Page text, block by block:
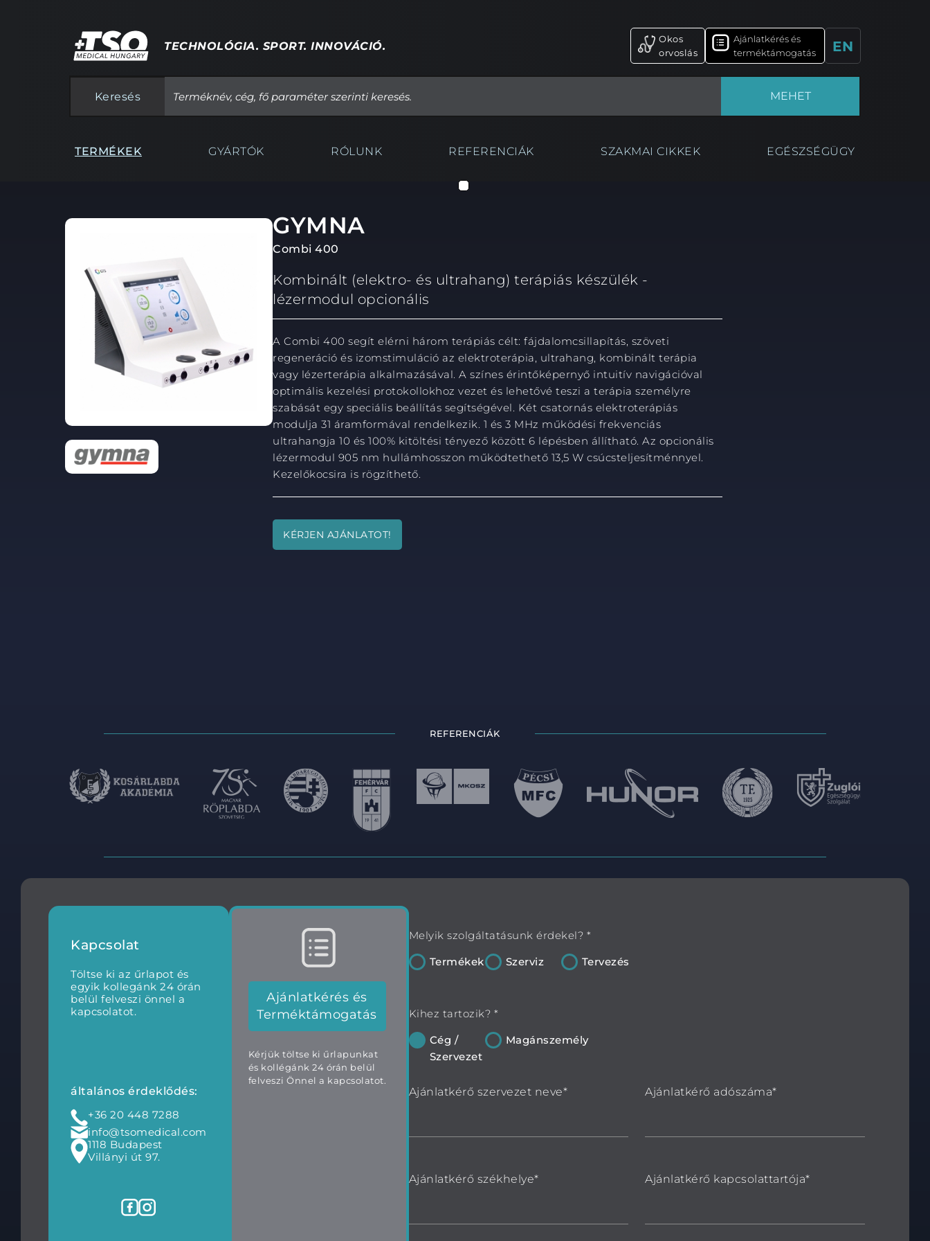
TECHNOLÓGIA. SPORT. INNOVÁCIÓ.
Okos
orvoslás
Ajánlatkérés és
terméktámogatás
EN
Keresés MEHET
TERMÉKEK GYÁRTÓK RÓLUNK REFERENCIÁK SZAKMAI CIKKEK EGÉSZSÉGÜGY
GYMNA
Combi 400
Kombinált (elektro- és ultrahang) terápiás készülék -
lézermodul opcionális
A Combi 400 segít elérni három terápiás célt: fájdalomcsillapítás, szöveti
regeneráció és izomstimuláció az elektroterápia, ultrahang, kombinált terápia
vagy lézerterápia alkalmazásával. A színes érintőképernyő intuitív navigációval
optimális kezelési protokollokhoz vezet és lehetővé teszi a terápia személyre
szabását egy speciális beállítás segítségével. Két csatornás elektroterápiás
modulja 31 áramformával rendelkezik. 1 és 3 MHz működési frekvenciás
ultrahangja 10 és 100% kitöltési tényező között 6 lépésben állítható. Az opcionális
lézermodul 905 nm hullámhosszon működtethető 13,5 W csúcsteljesítménnyel.
Kezelőkocsira is rögzíthető.
KÉRJEN AJÁNLATOT!
REFERENCIÁK
Kapcsolat
Töltse ki az űrlapot és
egyik kollegánk 24 órán
belül felveszi önnel a
kapcsolatot.
általános érdeklődés:
+36 20 448 7288
info@tsomedical.com
1118 Budapest
Villányi út 97.
Ajánlatkérés és
Terméktámogatás
Kérjük töltse ki űrlapunkat
és kollégánk 24 órán belül
felveszi Önnel a kapcsolatot.
Melyik szolgáltatásunk érdekel? *
Termékek
Szerviz Tervezés
Kihez tartozik? *
Cég /
Szervezet
Magánszemély
Ajánlatkérő szervezet neve* Ajánlatkérő adószáma*
Ajánlatkérő székhelye* Ajánlatkérő kapcsolattartója*